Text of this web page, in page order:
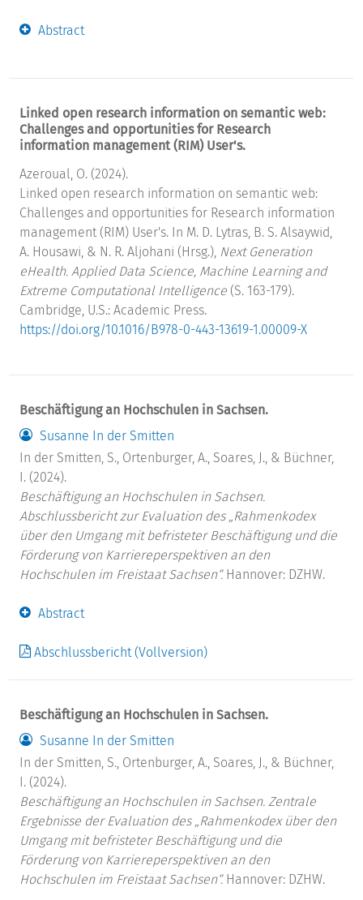
Abstract
Linked open research information on semantic web:
Challenges and opportunities for Research
information management (RIM) User's.
Azeroual, O. (2024).
Linked open research information on semantic web:
Challenges and opportunities for Research information
management (RIM) User's. In M. D. Lytras, B. S. Alsaywid,
A. Housawi, & N. R. Aljohani (Hrsg.), Next Generation
eHealth. Applied Data Science, Machine Learning and
Extreme Computational Intelligence (S. 163-179).
Cambridge, U.S.: Academic Press.
https://doi.org/10.1016/B978-0-443-13619-1.00009-X
Beschäftigung an Hochschulen in Sachsen.
Susanne In der Smitten
In der Smitten, S., Ortenburger, A., Soares, J., & Büchner,
I. (2024).
Beschäftigung an Hochschulen in Sachsen.
Abschlussbericht zur Evaluation des „Rahmenkodex
über den Umgang mit befristeter Beschäftigung und die
Förderung von Karriereperspektiven an den
Hochschulen im Freistaat Sachsen“.Hannover: DZHW.
Abstract
Abschlussbericht (Vollversion)
Beschäftigung an Hochschulen in Sachsen.
Susanne In der Smitten
In der Smitten, S., Ortenburger, A., Soares, J., & Büchner,
I. (2024).
Beschäftigung an Hochschulen in Sachsen. Zentrale
Ergebnisse der Evaluation des „Rahmenkodex über den
Umgang mit befristeter Beschäftigung und die
Förderung von Karriereperspektiven an den
Hochschulen im Freistaat Sachsen“.Hannover: DZHW.